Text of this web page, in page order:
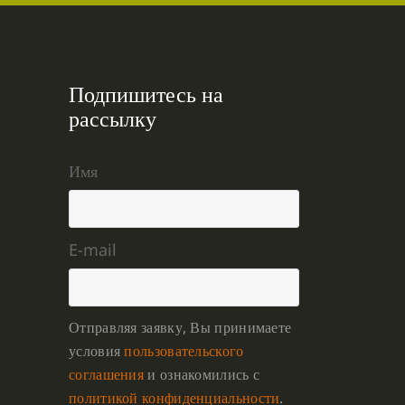
(1)
ТХАНГТОНГ ГЬЯЛПО
ГЕШЕ ТЕНЗИН СОПА(1)
КИРТИ ЦЕНШАБ РИНПОЧЕ
СТИХИЙНЫЕ БЕДСТВИЯ(1)
Подпишитесь на
рассылку
Имя
E-mail
Отправляя заявку, Вы принимаете
условияпользовательского
соглашенияи ознакомились с
политикой конфиденциальности.